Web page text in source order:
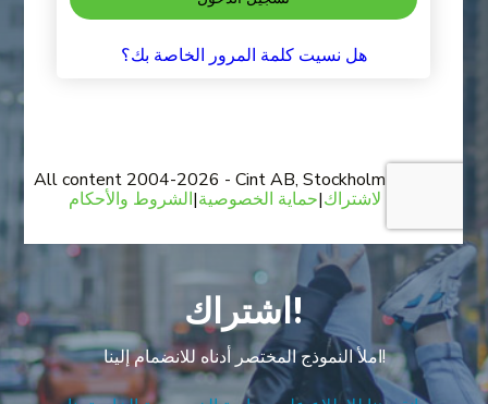
اشتراك!
املأ النموذج المختصر أدناه للانضمام إلينا!